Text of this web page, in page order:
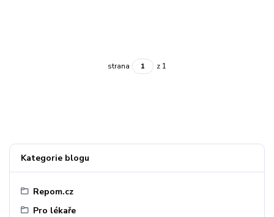
Kategorie blogu
Repom.cz
Pro lékaře
strana z 1